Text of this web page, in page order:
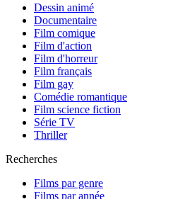
Dessin animé
Documentaire
Film comique
Film d'action
Film d'horreur
Film français
Film gay
Comédie romantique
Film science fiction
Série TV
Thriller
Recherches
Films par genre
Films par année